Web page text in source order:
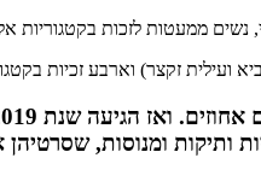
נשים ממעטות לזכות בקטגוריות
ועילית זקצר) וארבע זכיות
של נשים משתתפים בתחרות: "
ותיקות ומנוסות, שסרטיהן